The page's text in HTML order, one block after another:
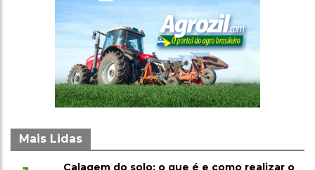
Mais Lidas
Calagem do solo: o que é e como realizar o